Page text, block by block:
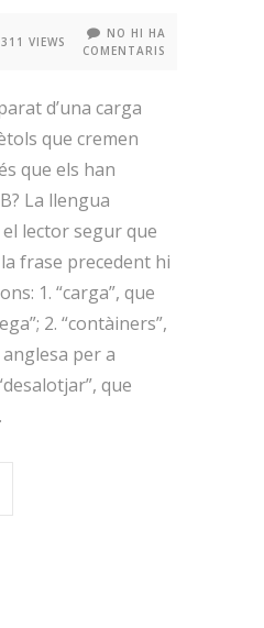
VIEWS
NO HI HA
COMENTARIS
d’una carga
que cremen
que els han
La llengua
lector segur que
frase precedent hi
1. “carga”, que
2. “contàiners”,
per a
que